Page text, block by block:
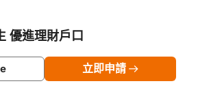
優進理財戶口
立即申請